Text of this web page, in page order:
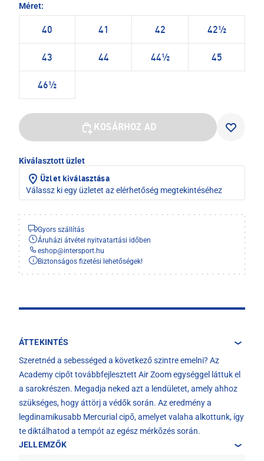
Méret:
40 41 42 42½
43 44 44½ 45
46½
KOSÁRHOZ AD
Kiválasztott üzlet
Üzlet kiválasztása
Válassz ki egy üzletet az elérhetőség megtekintéséhez
Gyors szállítás
Áruházi átvétel nyitvatartási időben
eshop@intersport.hu
Biztonságos fizetési lehetőségek!
ÁTTEKINTÉS
Szeretnéd a sebességed a következő szintre emelni? Az
Academy cipőt továbbfejlesztett Air Zoom egységgel láttuk el
a sarokrészen. Megadja neked azt a lendületet, amely ahhoz
szükséges, hogy áttörj a védők során. Az eredmény a
legdinamikusabb Mercurial cipő, amelyet valaha alkottunk, így
te diktálhatod a tempót az egész mérkőzés során.
JELLEMZŐK